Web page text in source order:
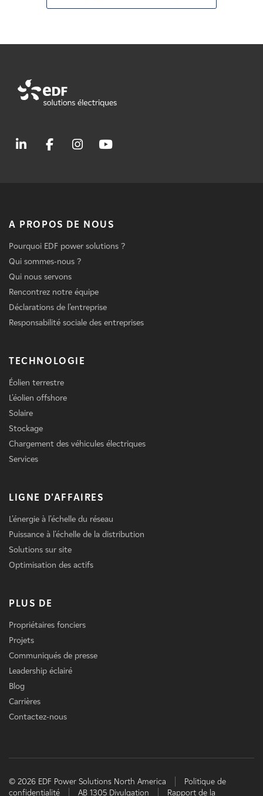
A PROPOS DE NOUS
Pourquoi EDF power solutions ?
Qui sommes-nous ?
Qui nous servons
Rencontrez notre équipe
Déclarations de l'entreprise
Responsabilité sociale des entreprises
TECHNOLOGIE
Éolien terrestre
L'éolien offshore
Solaire
Stockage
Chargement des véhicules électriques
Services
LIGNE D'AFFAIRES
L'énergie à l'échelle du réseau
Puissance à l'échelle de la distribution
Solutions sur site
Optimisation des actifs
PLUS DE
Propriétaires fonciers
Projets
Communiqués de presse
Leadership éclairé
Blog
Carrières
Contactez-nous
© 2026 EDF Power Solutions North America
Politique de
confidentialité
AB 1305 Divulgation Rapport de la